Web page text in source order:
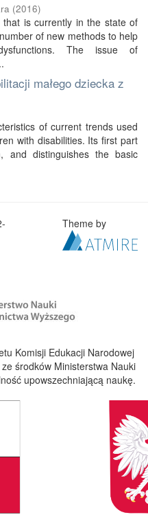
(2016)
is currently in the state of
of new methods to help
The issue of
małego dziecka z
of current trends used
with disabilities. Its first part
and distinguishes the basic
Theme by
Komisji Edukacji Narodowej
środków Ministerstwa Nauki
upowszechniającą naukę.